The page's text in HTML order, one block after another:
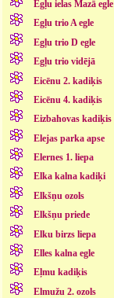
Egļu ielas Mazā egle
Egļu trio A egle
Egļu trio D egle
Egļu trio vidējā
Eicēnu 2. kadiķis
Eicēnu 4. kadiķis
Eizbahovas kadiķis
Elejas parka apse
Elernes 1. liepa
Elka kalna kadiķi
Elkšņu ozols
Elkšņu priede
Elku birzs liepa
Elles kalna egle
Eļmu kadiķis
Elmužu 2. ozols